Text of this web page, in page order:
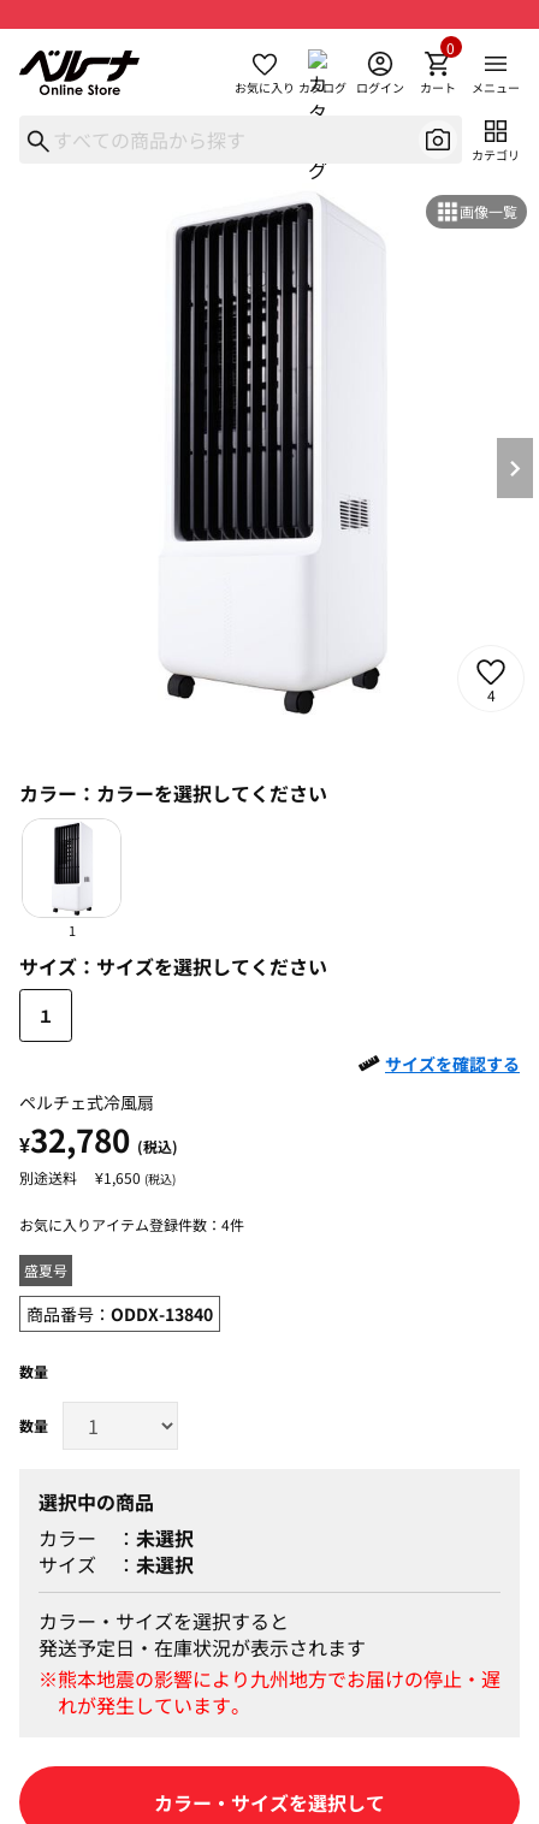
お気に入り カタログ ログイン カート
0
メニュー
カテゴリ
画像一覧
4
カラー： カラーを選択してください
1
サイズ： サイズを選択してください
１
サイズを確認する
ペルチェ式冷風扇
¥32,780 (税込)
¥1,650 (税込)
お気に入りアイテム登録件数： 4件
盛夏号
商品番号： ODDX-13840
数量
選択中の商品
カラー
未選択
サイズ
未選択
カラー・サイズを選択すると
発送予定日・在庫状況が表示されます
カラー・サイズを選択して